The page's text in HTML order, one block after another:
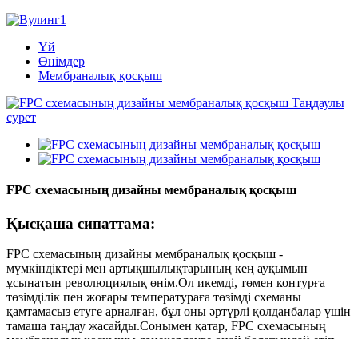
Үй
Өнімдер
Мембраналық қосқыш
FPC схемасының дизайны мембраналық қосқыш
Қысқаша сипаттама:
FPC схемасының дизайны мембраналық қосқыш -
мүмкіндіктері мен артықшылықтарының кең ауқымын
ұсынатын революциялық өнім.Ол икемді, төмен контурға
төзімділік пен жоғары температураға төзімді схеманы
қамтамасыз етуге арналған, бұл оны әртүрлі қолданбалар үшін
тамаша таңдау жасайды.Сонымен қатар, FPC схемасының